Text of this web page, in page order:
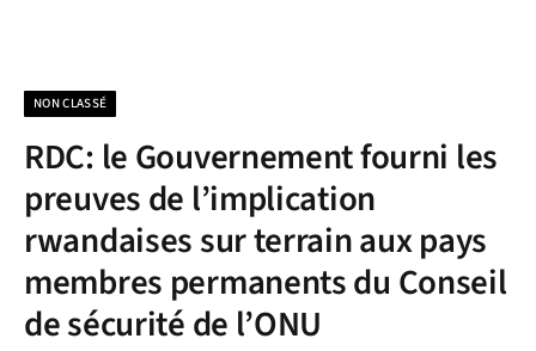
NON CLASSÉ
RDC: le Gouvernement fourni les
preuves de l’implication
rwandaises sur terrain aux pays
membres permanents du Conseil
de sécurité de l’ONU